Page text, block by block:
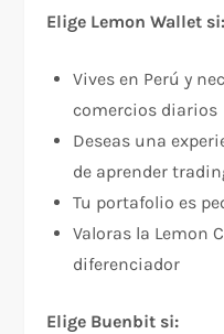
Elige Lemon Wallet si:
Vives en Perú y
comercios diarios
Deseas una
de aprender
Tu portafolio es
Valoras la Lemon
diferenciador
Elige Buenbit si: